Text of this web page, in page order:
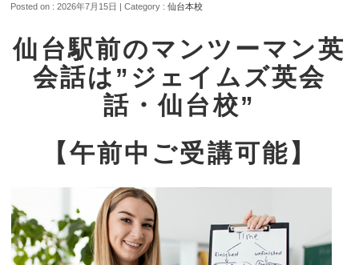
Posted on : 2026年7月15日 | Category :仙台本校
仙台駅前のマンツーマン英
会話は”ジェイムズ英会
話・仙台校”
【午前中ご受講可能】